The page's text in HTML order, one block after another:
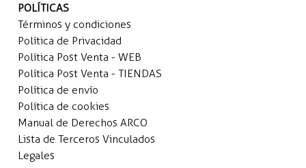
POLÍTICAS
Términos y condiciones
Política de Privacidad
Política Post Venta - WEB
Política Post Venta - TIENDAS
Política de envío
Política de cookies
Manual de Derechos ARCO
Lista de Terceros Vinculados
Legales